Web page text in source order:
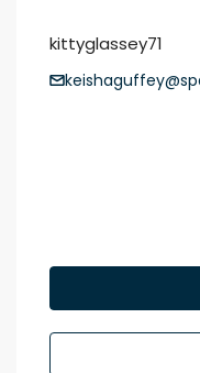
kittyglassey71